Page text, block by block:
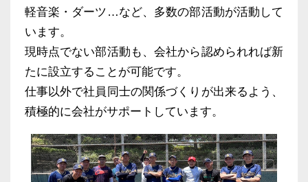
軽音楽・ダーツ…など、多数の部活動が活動して
います。
現時点でない部活動も、会社から認められれば新
たに設立することが可能です。
仕事以外で社員同士の関係づくりが出来るよう、
積極的に会社がサポートしています。